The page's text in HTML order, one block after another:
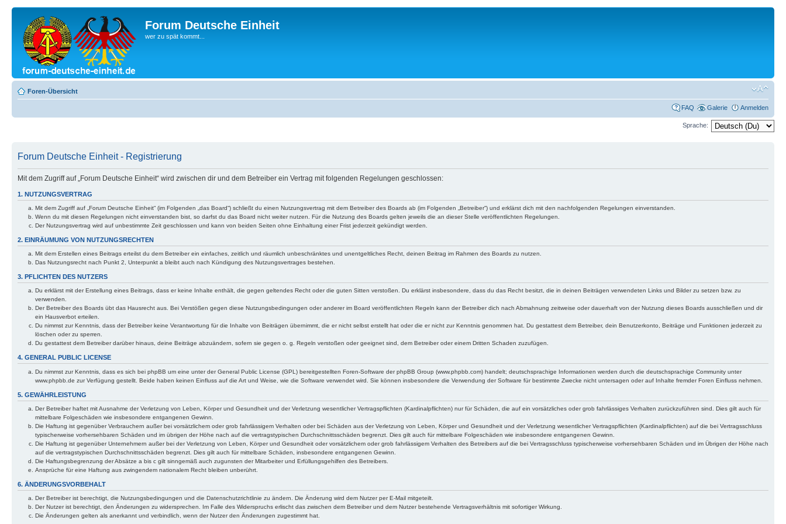
Forum Deutsche Einheit
wer zu spät kommt...
Foren-Übersicht
FAQ Galerie Anmelden
Sprache:
Forum Deutsche Einheit - Registrierung
Mit dem Zugriff auf „Forum Deutsche Einheit“ wird zwischen dir und dem Betreiber ein Vertrag mit folgenden Regelungen geschlossen:
1. NUTZUNGSVERTRAG
Mit dem Zugriff auf „Forum Deutsche Einheit“ (im Folgenden „das Board“) schließt du einen Nutzungsvertrag mit dem Betreiber des Boards ab (im Folgenden „Betreiber“) und erklärst dich mit den nachfolgenden Regelungen einverstanden.
Wenn du mit diesen Regelungen nicht einverstanden bist, so darfst du das Board nicht weiter nutzen. Für die Nutzung des Boards gelten jeweils die an dieser Stelle veröffentlichten Regelungen.
Der Nutzungsvertrag wird auf unbestimmte Zeit geschlossen und kann von beiden Seiten ohne Einhaltung einer Frist jederzeit gekündigt werden.
2. EINRÄUMUNG VON NUTZUNGSRECHTEN
Mit dem Erstellen eines Beitrags erteilst du dem Betreiber ein einfaches, zeitlich und räumlich unbeschränktes und unentgeltliches Recht, deinen Beitrag im Rahmen des Boards zu nutzen.
Das Nutzungsrecht nach Punkt 2, Unterpunkt a bleibt auch nach Kündigung des Nutzungsvertrages bestehen.
3. PFLICHTEN DES NUTZERS
Du erklärst mit der Erstellung eines Beitrags, dass er keine Inhalte enthält, die gegen geltendes Recht oder die guten Sitten verstoßen. Du erklärst insbesondere, dass du das Recht besitzt, die in deinen Beiträgen verwendeten Links und Bilder zu setzen bzw. zu
verwenden.
Der Betreiber des Boards übt das Hausrecht aus. Bei Verstößen gegen diese Nutzungsbedingungen oder anderer im Board veröffentlichten Regeln kann der Betreiber dich nach Abmahnung zeitweise oder dauerhaft von der Nutzung dieses Boards ausschließen und dir
ein Hausverbot erteilen.
Du nimmst zur Kenntnis, dass der Betreiber keine Verantwortung für die Inhalte von Beiträgen übernimmt, die er nicht selbst erstellt hat oder die er nicht zur Kenntnis genommen hat. Du gestattest dem Betreiber, dein Benutzerkonto, Beiträge und Funktionen jederzeit zu
löschen oder zu sperren.
Du gestattest dem Betreiber darüber hinaus, deine Beiträge abzuändern, sofern sie gegen o. g. Regeln verstoßen oder geeignet sind, dem Betreiber oder einem Dritten Schaden zuzufügen.
4. GENERAL PUBLIC LICENSE
Du nimmst zur Kenntnis, dass es sich bei phpBB um eine unter der General Public License (GPL) bereitgestellten Foren-Software der phpBB Group (www.phpbb.com) handelt; deutschsprachige Informationen werden durch die deutschsprachige Community unter
www.phpbb.de zur Verfügung gestellt. Beide haben keinen Einfluss auf die Art und Weise, wie die Software verwendet wird. Sie können insbesondere die Verwendung der Software für bestimmte Zwecke nicht untersagen oder auf Inhalte fremder Foren Einfluss nehmen.
5. GEWÄHRLEISTUNG
Der Betreiber haftet mit Ausnahme der Verletzung von Leben, Körper und Gesundheit und der Verletzung wesentlicher Vertragspflichten (Kardinalpflichten) nur für Schäden, die auf ein vorsätzliches oder grob fahrlässiges Verhalten zurückzuführen sind. Dies gilt auch für
mittelbare Folgeschäden wie insbesondere entgangenen Gewinn.
Die Haftung ist gegenüber Verbrauchern außer bei vorsätzlichem oder grob fahrlässigem Verhalten oder bei Schäden aus der Verletzung von Leben, Körper und Gesundheit und der Verletzung wesentlicher Vertragspflichten (Kardinalpflichten) auf die bei Vertragsschluss
typischerweise vorhersehbaren Schäden und im übrigen der Höhe nach auf die vertragstypischen Durchschnittsschäden begrenzt. Dies gilt auch für mittelbare Folgeschäden wie insbesondere entgangenen Gewinn.
Die Haftung ist gegenüber Unternehmern außer bei der Verletzung von Leben, Körper und Gesundheit oder vorsätzlichem oder grob fahrlässigem Verhalten des Betreibers auf die bei Vertragsschluss typischerweise vorhersehbaren Schäden und im Übrigen der Höhe nach
auf die vertragstypischen Durchschnittsschäden begrenzt. Dies gilt auch für mittelbare Schäden, insbesondere entgangenen Gewinn.
Die Haftungsbegrenzung der Absätze a bis c gilt sinngemäß auch zugunsten der Mitarbeiter und Erfüllungsgehilfen des Betreibers.
Ansprüche für eine Haftung aus zwingendem nationalem Recht bleiben unberührt.
6. ÄNDERUNGSVORBEHALT
Der Betreiber ist berechtigt, die Nutzungsbedingungen und die Datenschutzrichtlinie zu ändern. Die Änderung wird dem Nutzer per E-Mail mitgeteilt.
Der Nutzer ist berechtigt, den Änderungen zu widersprechen. Im Falle des Widerspruchs erlischt das zwischen dem Betreiber und dem Nutzer bestehende Vertragsverhältnis mit sofortiger Wirkung.
Die Änderungen gelten als anerkannt und verbindlich, wenn der Nutzer den Änderungen zugestimmt hat.